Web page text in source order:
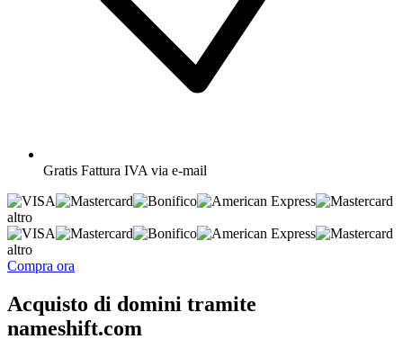
Gratis Fattura IVA via e-mail
altro
altro
Compra ora
Acquisto di domini tramite
nameshift.com